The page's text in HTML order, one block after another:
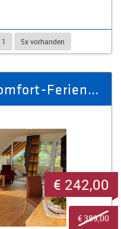
1 5x vorhanden
2 Nächte in einer Komfort-Ferienwohnung für vier Personen
€ 242,00
€ 389,00